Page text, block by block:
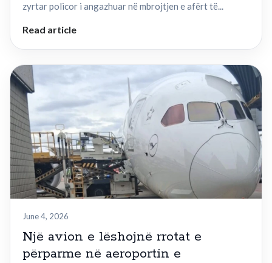
zyrtar policor i angazhuar në mbrojtjen e afërt të...
Read article
June 4, 2026
Një avion e lëshojnë rrotat e
përparme në aeroportin e